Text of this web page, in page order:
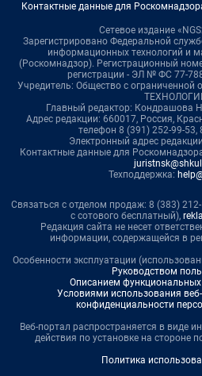
Контактные данные для
Сетевое издание
Зарегистрировано Федеральной
информационных технологий и
(Роскомнадзор). Регистрационный
регистрации - ЭЛ № ФС 77-
Учредитель: Общество с
Главный редактор: Кондрашова
Адрес редакции: 660017, Россия,
телефон 8 (391) 252-99-53,
Электронный адрес
Контактные данные для
Техподдержка:
Связаться с отделом продаж: 8 (383)
с сотового бесплатный),
Редакция сайта не несет
информации, содержащейся в
Особенности эксплуатации
Руководством
Описанием функциональных
Условиями использования
конфиденциальности
Веб-портал распространяется в виде
действия по установке на стороне
Политика